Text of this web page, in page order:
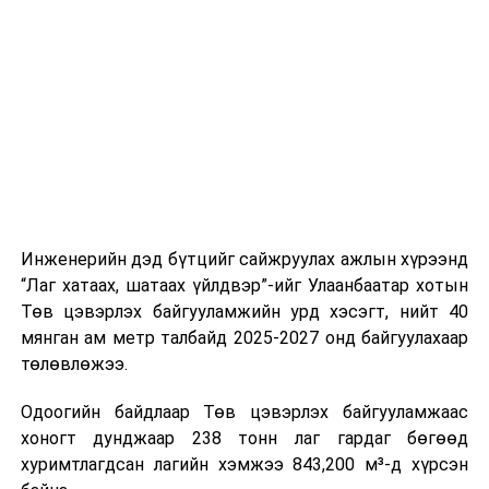
өдөр тутмын ажлын бэлэн байдлыг хангах зэрэг
практик ур чадварыг сургалтын хөтөлбөрт тусгажээ.
Сургалтыг танилцуулах лекц, асуулт-хариулт,
жишээнд суурилсан сургалт, багаар ажиллах дасгал,
танилцах, онцгой нөхцөлд ажиллах дадлага зэрэг
онол, практик хосолсон хэлбэрээр зохион байгуулж
байна.
Инженерийн дэд бүтцийг сайжруулах ажлын хүрээнд
“Лаг хатаах, шатаах үйлдвэр”-ийг Улаанбаатар хотын
Төв цэвэрлэх байгууламжийн урд хэсэгт, нийт 40
мянган ам метр талбайд 2025-2027 онд байгуулахаар
төлөвлөжээ.
Одоогийн байдлаар Төв цэвэрлэх байгууламжаас
хоногт дунджаар 238 тонн лаг гардаг бөгөөд
хуримтлагдсан лагийн хэмжээ 843,200 м³-д хүрсэн